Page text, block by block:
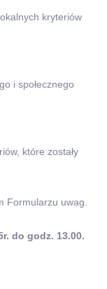
kryteriów
i społecznego
które zostały
Formularzu uwag.
do godz. 13.00.